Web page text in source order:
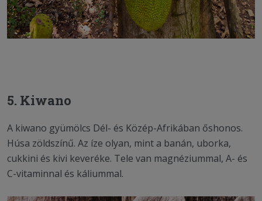
5. Kiwano
A kiwano gyümölcs Dél- és Közép-Afrikában őshonos.
Húsa zöldszínű. Az íze olyan, mint a banán, uborka,
cukkini és kivi keveréke. Tele van magnéziummal, A- és
C-vitaminnal és káliummal.